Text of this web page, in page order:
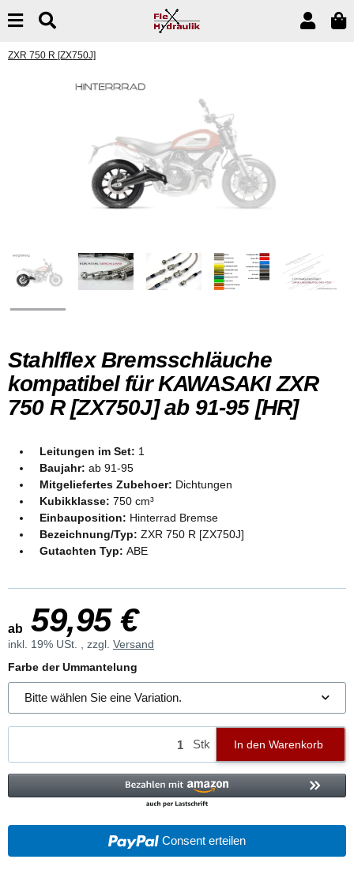
ZXR 750 R [ZX750J]
Stahlflex Bremsschläuche
kompatibel für KAWASAKI ZXR
750 R [ZX750J] ab 91-95 [HR]
Leitungen im Set: 1
Baujahr: ab 91-95
Mitgeliefertes Zubehoer: Dichtungen
Kubikklasse: 750 cm³
Einbauposition: Hinterrad Bremse
Bezeichnung/Typ: ZXR 750 R [ZX750J]
Gutachten Typ: ABE
ab 59,95 €
inkl. 19% USt. , zzgl. Versand
Farbe der Ummantelung
Bitte wählen Sie eine Variation.
Stk In den Warenkorb
Consent erteilen